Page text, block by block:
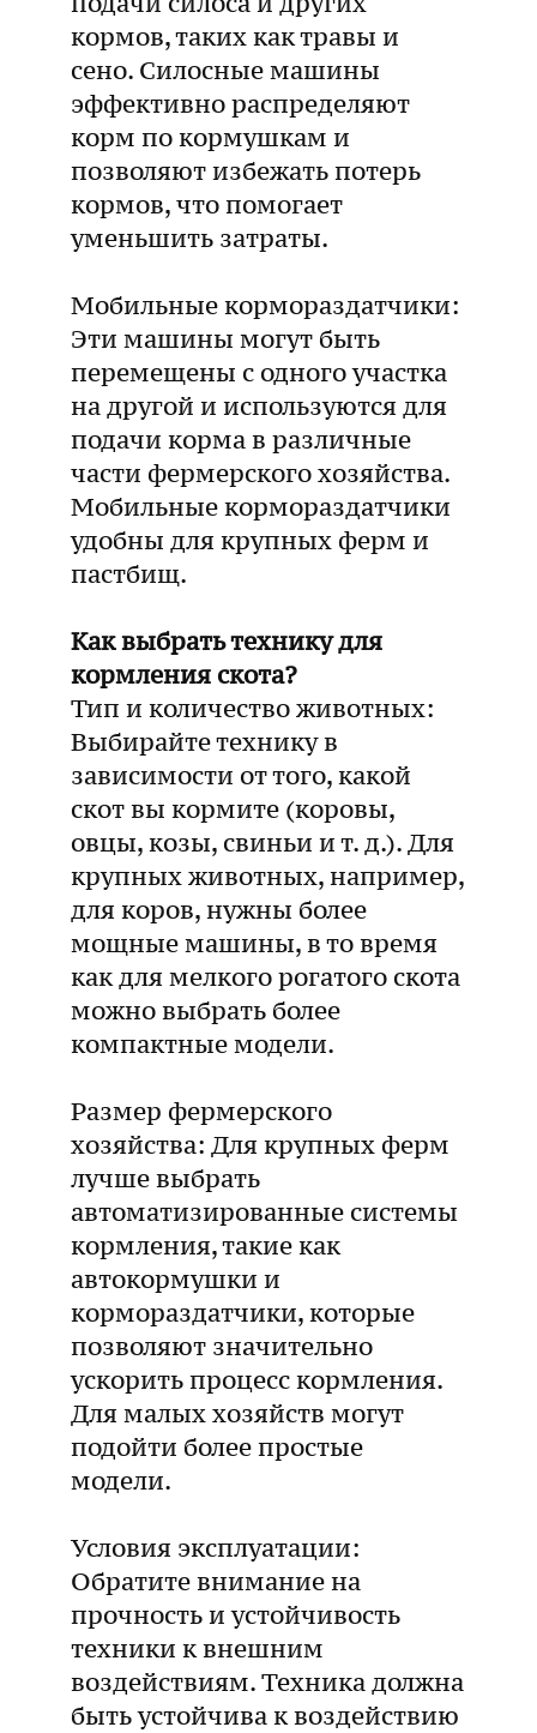
кормов, таких как травы и
сено. Силосные машины
эффективно распределяют
корм по кормушкам и
позволяют избежать потерь
кормов, что помогает
уменьшить затраты.
Мобильные кормораздатчики:
Эти машины могут быть
перемещены с одного участка
на другой и используются для
подачи корма в различные
части фермерского хозяйства.
Мобильные кормораздатчики
удобны для крупных ферм и
пастбищ.
Как выбрать технику для
кормления скота?
Тип и количество животных:
Выбирайте технику в
зависимости от того, какой
скот вы кормите (коровы,
овцы, козы, свиньи и т. д.). Для
крупных животных, например,
для коров, нужны более
мощные машины, в то время
как для мелкого рогатого скота
можно выбрать более
компактные модели.
Размер фермерского
хозяйства: Для крупных ферм
лучше выбрать
автоматизированные системы
кормления, такие как
автокормушки и
кормораздатчики, которые
позволяют значительно
ускорить процесс кормления.
Для малых хозяйств могут
подойти более простые
модели.
Условия эксплуатации:
Обратите внимание на
прочность и устойчивость
техники к внешним
воздействиям. Техника должна
быть устойчива к воздействию